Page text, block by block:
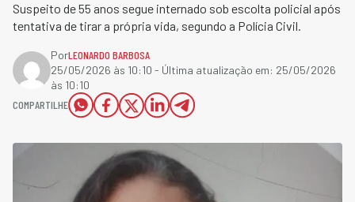
Suspeito de 55 anos segue internado sob escolta policial após
tentativa de tirar a própria vida, segundo a Polícia Civil.
PorLEONARDO BARBOSA
25/05/2026 às 10:10 - Última atualização em: 25/05/2026
às 10:10
COMPARTILHE